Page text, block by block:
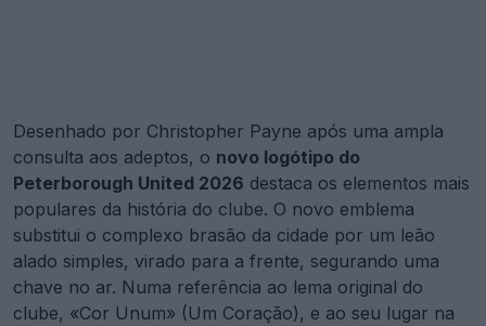
Desenhado por Christopher Payne após uma ampla
consulta aos adeptos, o novo logótipo do
Peterborough United 2026 destaca os elementos mais
populares da história do clube. O novo emblema
substitui o complexo brasão da cidade por um leão
alado simples, virado para a frente, segurando uma
chave no ar. Numa referência ao lema original do
clube, «Cor Unum» (Um Coração), e ao seu lugar na